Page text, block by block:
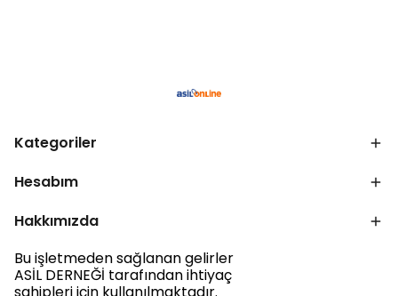
Kategoriler
Hesabım
Hakkımızda
Bu işletmeden sağlanan gelirler
ASİL DERNEĞİ tarafından ihtiyaç